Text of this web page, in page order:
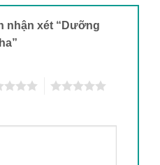
nhận xét “Dưỡng